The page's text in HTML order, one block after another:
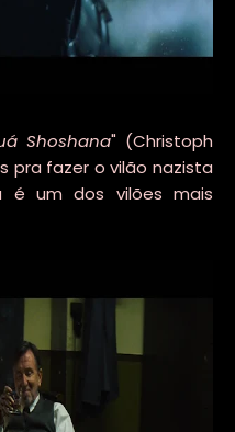
Shoshana" (Christoph
pra fazer o vilão nazista
é um dos vilões mais